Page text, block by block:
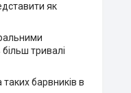
як
тривалі
барвників в